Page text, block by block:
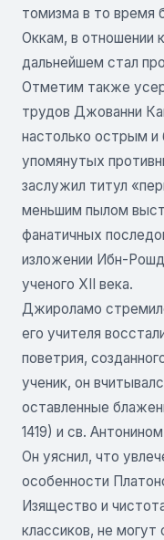
томизма в то время
Оккам, в отношении
дальнейшем стал
Отметим также
трудов Джованни
настолько острым
упомянутых
заслужил титул
меньшим пылом
фанатичных
изложении Ибн-
ученого XII века.
Джироламо
его учителя
поветрия,
ученик, он
оставленные
1419) и св.
Он уяснил, что
особенности
Изящество и
классиков, не